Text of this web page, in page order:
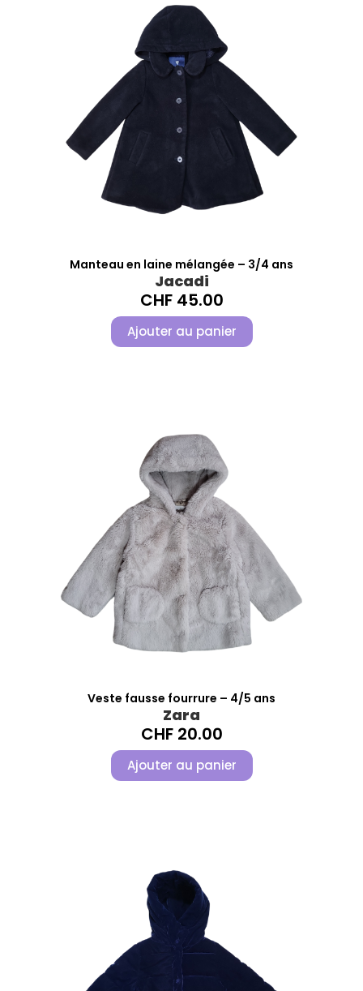
Manteau en laine mélangée – 3/4 ans
Jacadi
CHF45.00
Ajouter au panier
Veste fausse fourrure – 4/5 ans
Zara
CHF20.00
Ajouter au panier